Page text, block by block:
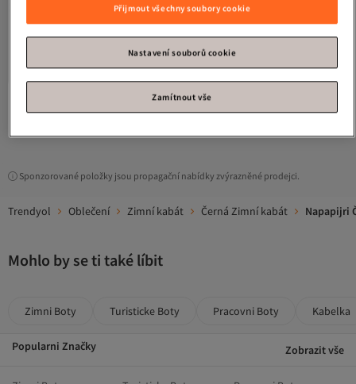
Napapijri K A-CREE
3 573
Sponzorované položky jsou propagační nabídky zvýrazněné prodejci.
Trendyol Oblečení Zimní kabát Černá Zimní kabát Napapijri
Mohlo by se ti také líbit
Zimni Boty Turisticke Boty Pracovni Boty Kabelka
Popularni Značky Zobrazit vše
Přijmout všechny soubory cookie
Nastavení souborů cookie
Zamítnout vše